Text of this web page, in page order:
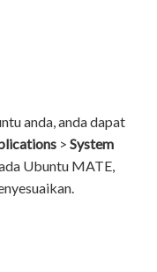
anda, anda dapat
> System
Ubuntu MATE,